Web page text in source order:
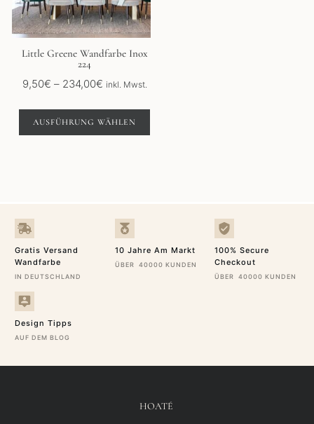
Little Greene Wandfarbe Inox
224
9,50€ – 234,00€Preisspanne:
bis
234,00€
inkl. Mwst.
AUSFÜHRUNG WÄHLEN
Optionen
können
auf
der
Produktseite
gewählt
Gratis Versand
Wandfarbe
IN DEUTSCHLAND
10 Jahre Am Markt
ÜBER 40000 KUNDEN
100% Secure
Checkout
ÜBER 40000 KUNDEN
Design Tipps
AUF DEM BLOG
HOATÉ